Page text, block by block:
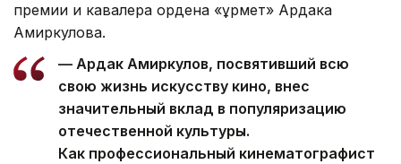
премии и кавалера ордена «Құрмет» Ардака
Амиркулова.
— Ардак Амиркулов, посвятивший всю
свою жизнь искусству кино, внес
значительный вклад в популяризацию
отечественной культуры.
Как профессиональный кинематографист